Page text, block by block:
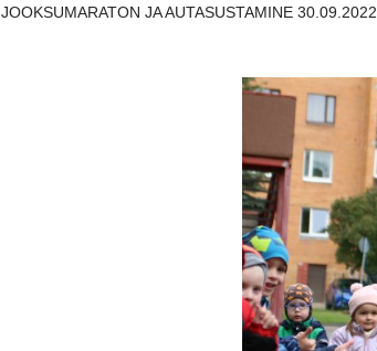
JOOKSUMARATON JA AUTASUSTAMINE 30.09.2022